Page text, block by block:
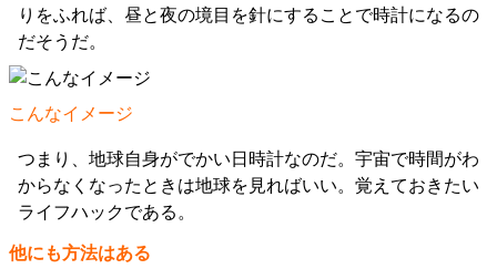
りをふれば、昼と夜の境目を針にすることで時計になるの
だそうだ。
こんなイメージ
つまり、地球自身がでかい日時計なのだ。宇宙で時間がわ
からなくなったときは地球を見ればいい。覚えておきたい
ライフハックである。
他にも方法はある